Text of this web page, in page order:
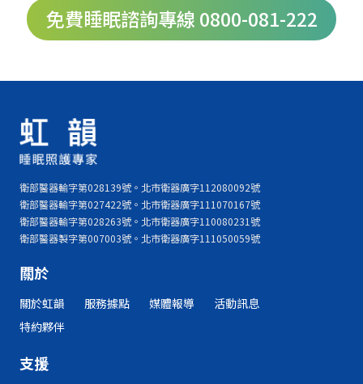
免費睡眠諮詢專線 0800-081-222
衛部醫器輸字第028139號。北市衛器廣字112080092號
衛部醫器輸字第027422號。北市衛器廣字111070167號
衛部醫器輸字第028263號。北市衛器廣字110080231號
衛部醫器製字第007003號。北市衛器廣字111050059號
關於
關於虹韻 服務據點 媒體報導
活動訊息
特約夥伴
支援